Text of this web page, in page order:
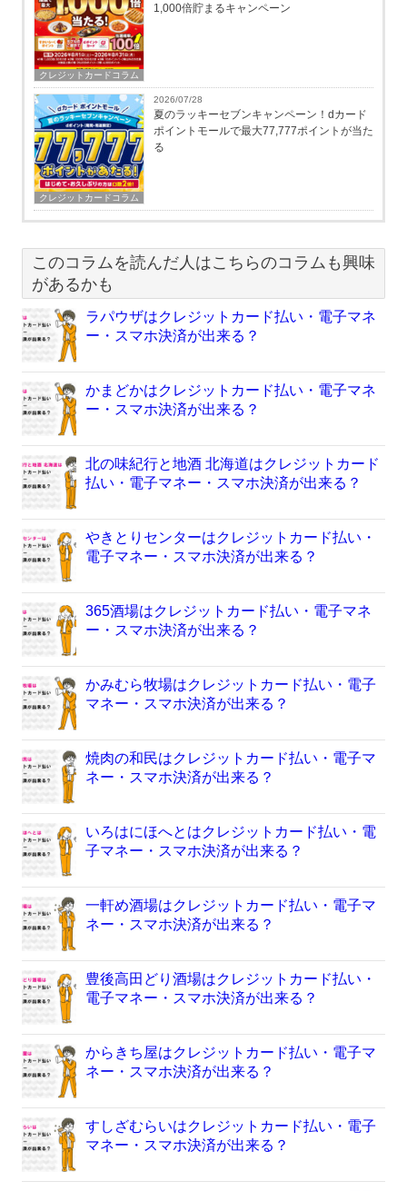
クレジットカードコラム
1,000倍貯まるキャンペーン
クレジットカードコラム
2026/07/28
夏のラッキーセブンキャンペーン！dカード
ポイントモールで最大77,777ポイントが当た
る
このコラムを読んだ人はこちらのコラムも興味
があるかも
ラパウザはクレジットカード払い・電子マネ
ー・スマホ決済が出来る？
かまどかはクレジットカード払い・電子マネ
ー・スマホ決済が出来る？
北の味紀行と地酒 北海道はクレジットカード
払い・電子マネー・スマホ決済が出来る？
やきとりセンターはクレジットカード払い・
電子マネー・スマホ決済が出来る？
365酒場はクレジットカード払い・電子マネ
ー・スマホ決済が出来る？
かみむら牧場はクレジットカード払い・電子
マネー・スマホ決済が出来る？
焼肉の和民はクレジットカード払い・電子マ
ネー・スマホ決済が出来る？
いろはにほへとはクレジットカード払い・電
子マネー・スマホ決済が出来る？
一軒め酒場はクレジットカード払い・電子マ
ネー・スマホ決済が出来る？
豊後高田どり酒場はクレジットカード払い・
電子マネー・スマホ決済が出来る？
からきち屋はクレジットカード払い・電子マ
ネー・スマホ決済が出来る？
すしざむらいはクレジットカード払い・電子
マネー・スマホ決済が出来る？